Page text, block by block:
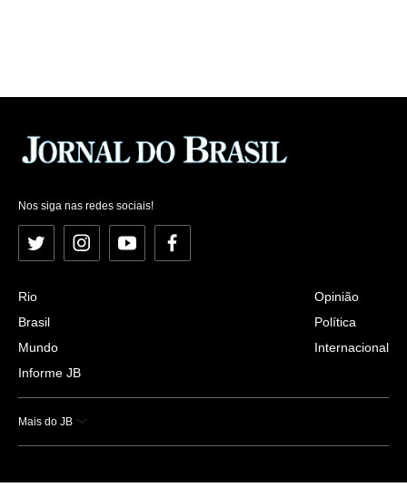
Nos siga nas redes sociais!
Twitter InstagramYouTubeFacebook
Rio
Brasil
Mundo
Informe JB
Opinião
Política
Internacional
Mais do JB
Esportes